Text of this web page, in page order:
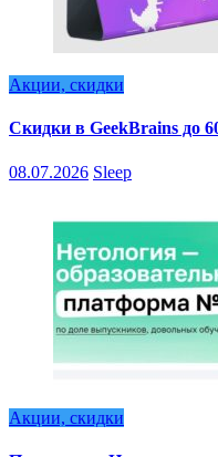
Акции, скидки
Скидки в GeekBrains до
08.07.2026 Sleep
Акции, скидки